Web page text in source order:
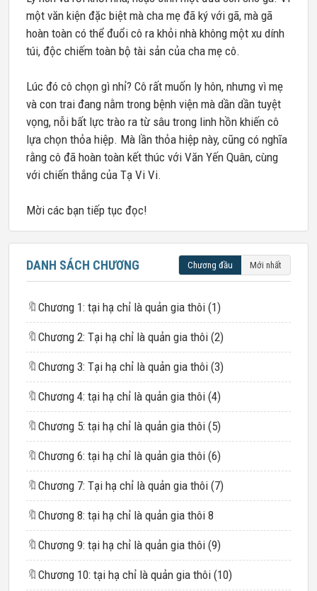
một văn kiện đặc biệt mà cha mẹ đã ký với gã, mà gã
hoàn toàn có thể đuổi cô ra khỏi nhà không một xu dính
túi, độc chiếm toàn bộ tài sản của cha mẹ cô.
Lúc đó cô chọn gì nhỉ? Cô rất muốn ly hôn, nhưng vì mẹ
và con trai đang nằm trong bệnh viện mà dần dần tuyệt
vọng, nỗi bất lực trào ra từ sâu trong linh hồn khiến cô
lựa chọn thỏa hiệp. Mà lần thỏa hiệp này, cũng có nghĩa
rằng cô đã hoàn toàn kết thúc với Văn Yến Quân, cùng
với chiến thắng của Tạ Vi Vi.
Mời các bạn tiếp tục đọc!
DANH SÁCH CHƯƠNG Chương đầu Mới nhất
🔖 Chương 1: tại hạ chỉ là quản gia thôi (1)​
🔖 Chương 2: Tại hạ chỉ là quản gia thôi (2)​
🔖 Chương 3: Tại hạ chỉ là quản gia thôi (3)​
🔖 Chương 4: tại hạ chỉ là quản gia thôi (4)​
🔖 Chương 5: tại hạ chỉ là quản gia thôi (5)​
🔖 Chương 6: tại hạ chỉ là quản gia thôi (6)​
🔖 Chương 7: Tại hạ chỉ là quản gia thôi (7)
🔖 Chương 8: tại hạ chỉ là quản gia thôi 8​
🔖 Chương 9: tại hạ chỉ là quản gia thôi (9)​
🔖 Chương 10: tại hạ chỉ là quản gia thôi (10)